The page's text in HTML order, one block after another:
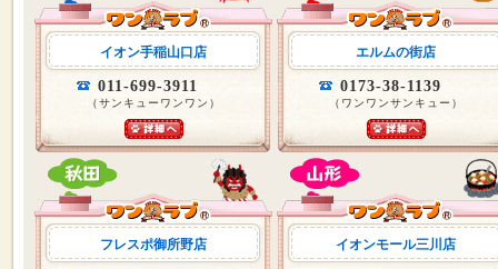
イオン手稲山口店
011-699-3911
（サンキューワンワン）
エルムの街店
0173-38-1139
（ワンワンサンキュー）
フレスポ御所野店 イオンモール三川店